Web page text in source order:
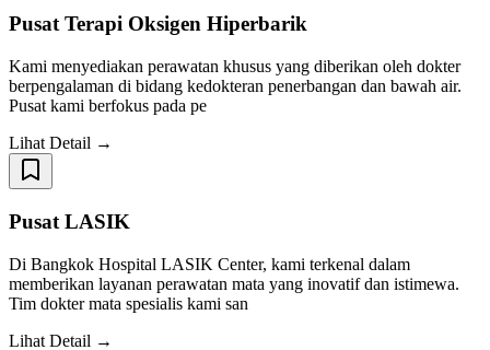
Pusat Terapi Oksigen Hiperbarik
Kami menyediakan perawatan khusus yang diberikan oleh dokter
berpengalaman di bidang kedokteran penerbangan dan bawah air.
Pusat kami berfokus pada pe
Lihat Detail →
Pusat LASIK
Di Bangkok Hospital LASIK Center, kami terkenal dalam
memberikan layanan perawatan mata yang inovatif dan istimewa.
Tim dokter mata spesialis kami san
Lihat Detail →